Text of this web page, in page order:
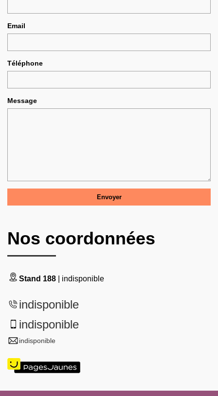
Email
Téléphone
Message
Nos coordonnées
Stand 188 | indisponible
indisponible
indisponible
indisponible